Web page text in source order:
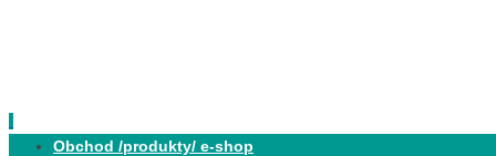
Obchod /produkty/ e-shop